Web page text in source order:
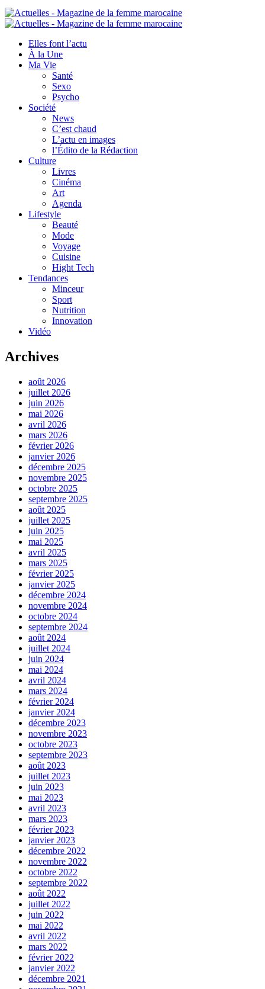
Elles font l’actu
À la Une
Ma Vie
Santé
Sexo
Psycho
Société
News
C’est chaud
L’actu en images
l’Édito de la Rédaction
Culture
Livres
Cinéma
Art
Agenda
Lifestyle
Beauté
Mode
Voyage
Cuisine
Hight Tech
Tendances
Minceur
Sport
Nutrition
Innovation
Vidéo
Archives
août 2026
juillet 2026
juin 2026
mai 2026
avril 2026
mars 2026
février 2026
janvier 2026
décembre 2025
novembre 2025
octobre 2025
septembre 2025
août 2025
juillet 2025
juin 2025
mai 2025
avril 2025
mars 2025
février 2025
janvier 2025
décembre 2024
novembre 2024
octobre 2024
septembre 2024
août 2024
juillet 2024
juin 2024
mai 2024
avril 2024
mars 2024
février 2024
janvier 2024
décembre 2023
novembre 2023
octobre 2023
septembre 2023
août 2023
juillet 2023
juin 2023
mai 2023
avril 2023
mars 2023
février 2023
janvier 2023
décembre 2022
novembre 2022
octobre 2022
septembre 2022
août 2022
juillet 2022
juin 2022
mai 2022
avril 2022
mars 2022
février 2022
janvier 2022
décembre 2021